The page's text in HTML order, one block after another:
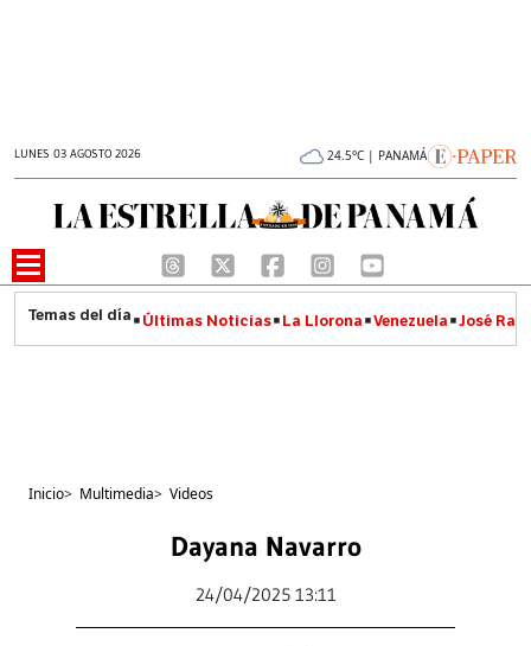
LUNES 03 AGOSTO 2026 24.5°C | PANAMÁ
Últimas Noticias La Llorona Venezuela José
Inicio> Multimedia> Videos
Dayana Navarro
24/04/2025 13:11